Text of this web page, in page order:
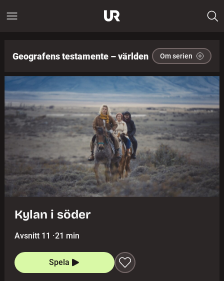
Geografens testamente – världen Om serien
Kylan i söder
Avsnitt 11 ·21 min
Spela